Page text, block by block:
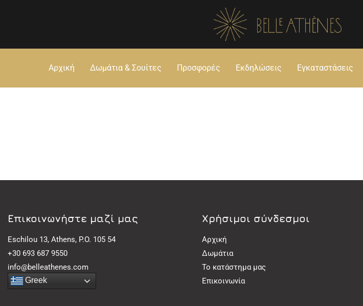
Αρχική Δωμάτια & Σουίτες Προσφορές Εκδηλώσεις Εγκαταστάσεις
Eπικοινωνήστε μαζί μας
Eschilou 13, Athens, P.O. 105 54
+30 693 687 9550
info@belleathenes.com
Greek
Χρήσιμοι σύνδεσμοι
Αρχική
Δωμάτια
Το κατάστημα μας
Επικοινωνία